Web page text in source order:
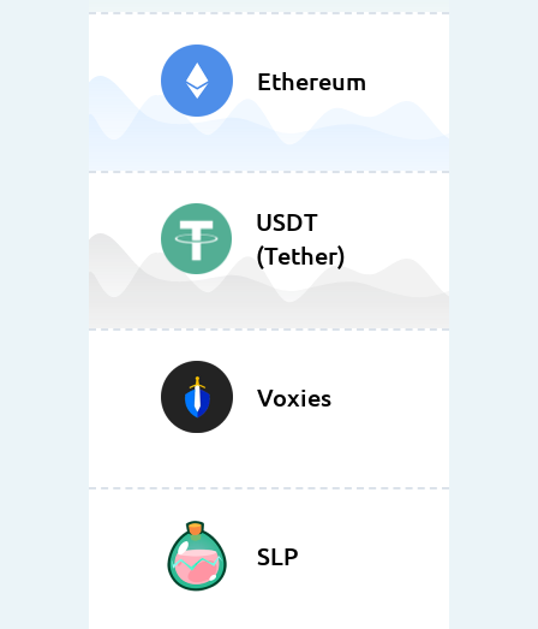
Ethereum
USDT
(Tether)
Voxies
SLP